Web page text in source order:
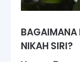
BAGAIMANA
NIKAH SIRI?